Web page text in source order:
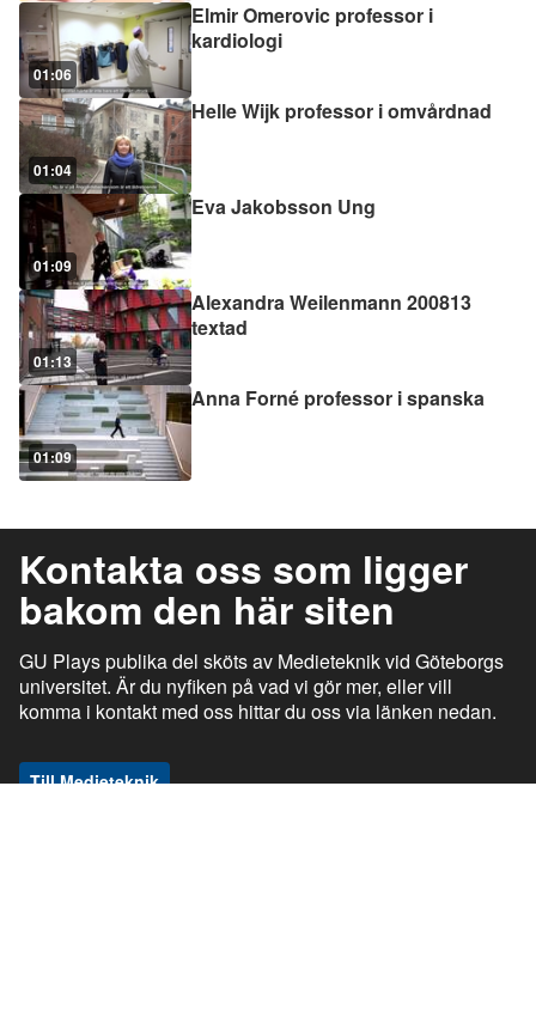
01:06
Elmir Omerovic professor i
kardiologi
01:04
Helle Wijk professor i omvårdnad
01:09
Eva Jakobsson Ung
01:13
Alexandra Weilenmann 200813
textad
01:09
Anna Forné professor i spanska
Kontakta oss som ligger
bakom den här siten
GU Plays publika del sköts av Medieteknik vid Göteborgs
universitet. Är du nyfiken på vad vi gör mer, eller vill
komma i kontakt med oss hittar du oss via länken nedan.
Till Medieteknik